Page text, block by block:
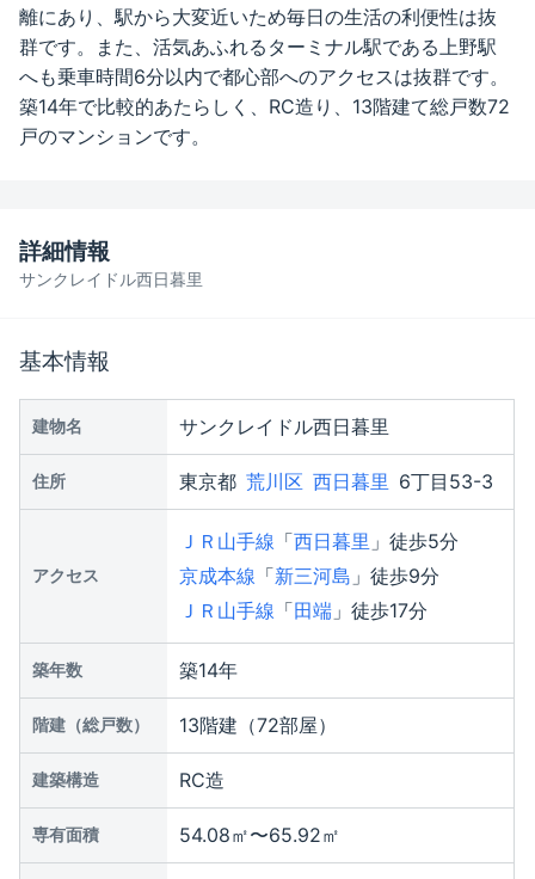
離にあり、駅から大変近いため毎日の生活の利便性は抜
群です。また、活気あふれるターミナル駅である上野駅
へも乗車時間6分以内で都心部へのアクセスは抜群です。
築14年で比較的あたらしく、RC造り、13階建て総戸数72
戸のマンションです。
サンクレイドル西日暮里
詳細情報
基本情報
建物名 サンクレイドル西日暮里
住所 東京都 荒川区 西日暮里 6丁目53-3
アクセス
ＪＲ山手線 「西日暮里 」徒歩5分
京成本線 「新三河島 」徒歩9分
ＪＲ山手線 「田端 」徒歩17分
築年数 築14年
階建（総戸数） 13階建（72部屋）
建築構造 RC造
専有面積 54.08㎡〜65.92㎡